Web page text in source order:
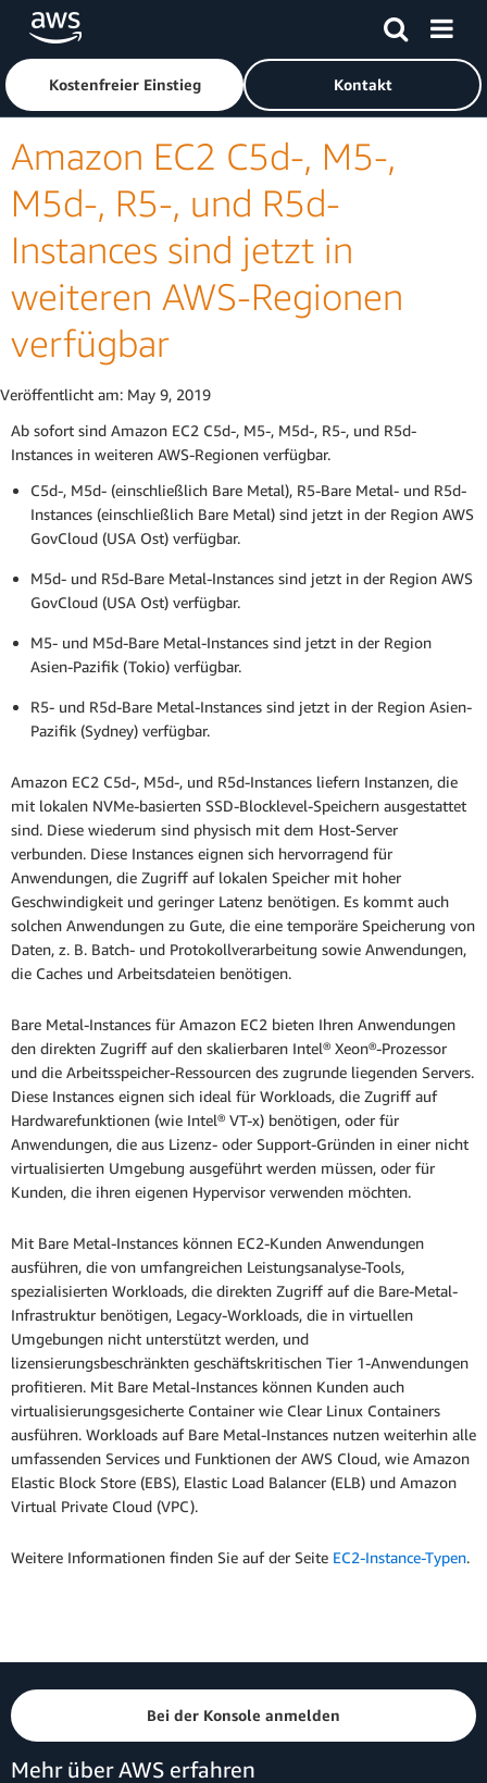
Überspringen zum Hauptinhalt
Klicken Sie hier, um zur Amazon Web Services-Startseite
Kostenfreier Einstieg Kontakt
Amazon EC2 C5d-, M5-,
M5d-, R5-, und R5d-
Instances sind jetzt in
weiteren AWS-Regionen
verfügbar
Veröffentlicht am: May 9, 2019
Ab sofort sind Amazon EC2 C5d-, M5-, M5d-, R5-, und R5d-
Instances in weiteren AWS-Regionen verfügbar.
C5d-, M5d- (einschließlich Bare Metal), R5-Bare Metal- und R5d-
Instances (einschließlich Bare Metal) sind jetzt in der Region AWS
GovCloud (USA Ost) verfügbar.
M5d- und R5d-Bare Metal-Instances sind jetzt in der Region AWS
GovCloud (USA Ost) verfügbar.
M5- und M5d-Bare Metal-Instances sind jetzt in der Region
Asien-Pazifik (Tokio) verfügbar.
R5- und R5d-Bare Metal-Instances sind jetzt in der Region Asien-
Pazifik (Sydney) verfügbar.
Amazon EC2 C5d-, M5d-, und R5d-Instances liefern Instanzen, die
mit lokalen NVMe-basierten SSD-Blocklevel-Speichern ausgestattet
sind. Diese wiederum sind physisch mit dem Host-Server
verbunden. Diese Instances eignen sich hervorragend für
Anwendungen, die Zugriff auf lokalen Speicher mit hoher
Geschwindigkeit und geringer Latenz benötigen. Es kommt auch
solchen Anwendungen zu Gute, die eine temporäre Speicherung von
Daten, z. B. Batch- und Protokollverarbeitung sowie Anwendungen,
die Caches und Arbeitsdateien benötigen.
Bare Metal-Instances für Amazon EC2 bieten Ihren Anwendungen
den direkten Zugriff auf den skalierbaren Intel® Xeon®-Prozessor
und die Arbeitsspeicher-Ressourcen des zugrunde liegenden Servers.
Diese Instances eignen sich ideal für Workloads, die Zugriff auf
Hardwarefunktionen (wie Intel® VT-x) benötigen, oder für
Anwendungen, die aus Lizenz- oder Support-Gründen in einer nicht
virtualisierten Umgebung ausgeführt werden müssen, oder für
Kunden, die ihren eigenen Hypervisor verwenden möchten.
Mit Bare Metal-Instances können EC2-Kunden Anwendungen
ausführen, die von umfangreichen Leistungsanalyse-Tools,
spezialisierten Workloads, die direkten Zugriff auf die Bare-Metal-
Infrastruktur benötigen, Legacy-Workloads, die in virtuellen
Umgebungen nicht unterstützt werden, und
lizensierungsbeschränkten geschäftskritischen Tier 1-Anwendungen
profitieren. Mit Bare Metal-Instances können Kunden auch
virtualisierungsgesicherte Container wie Clear Linux Containers
ausführen. Workloads auf Bare Metal-Instances nutzen weiterhin alle
umfassenden Services und Funktionen der AWS Cloud, wie Amazon
Elastic Block Store (EBS), Elastic Load Balancer (ELB) und Amazon
Virtual Private Cloud (VPC).
Weitere Informationen finden Sie auf der Seite EC2-Instance-Typen.
Bei der Konsole anmelden
Mehr über AWS erfahren